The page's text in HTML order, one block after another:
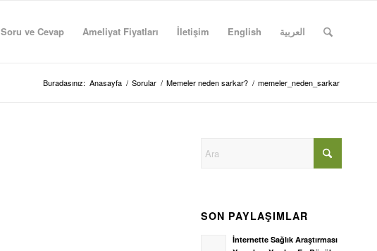
Soru ve Cevap Ameliyat Fiyatları İletişim English العربية
Buradasınız: Anasayfa / Sorular / Memeler neden sarkar? / memeler_neden_sarkar
SON PAYLAŞIMLAR
İnternette Sağlık Araştırması